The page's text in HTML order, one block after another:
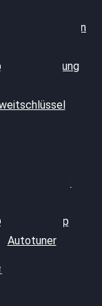
planen
Kess3
Shop
Autotuner